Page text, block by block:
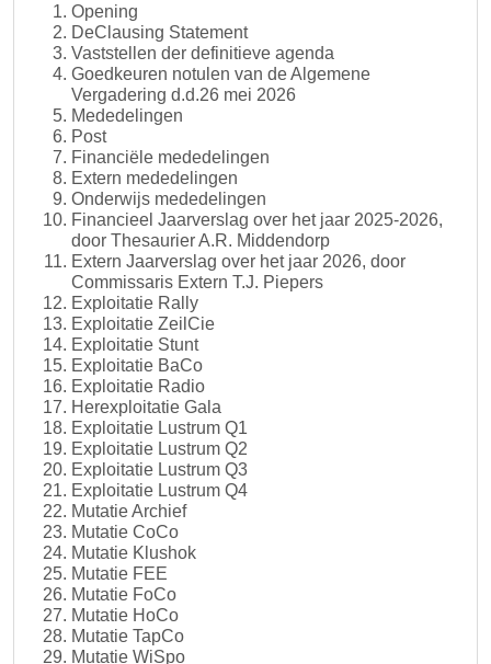
Opening
DeClausing Statement
Vaststellen der definitieve agenda
Goedkeuren notulen van de Algemene
Vergadering d.d.26 mei 2026
Mededelingen
Post
Financiële mededelingen
Extern mededelingen
Onderwijs mededelingen
Financieel Jaarverslag over het jaar 2025-2026,
door Thesaurier A.R. Middendorp
Extern Jaarverslag over het jaar 2026, door
Commissaris Extern T.J. Piepers
Exploitatie Rally
Exploitatie ZeilCie
Exploitatie Stunt
Exploitatie BaCo
Exploitatie Radio
Herexploitatie Gala
Exploitatie Lustrum Q1
Exploitatie Lustrum Q2
Exploitatie Lustrum Q3
Exploitatie Lustrum Q4
Mutatie Archief
Mutatie CoCo
Mutatie Klushok
Mutatie FEE
Mutatie FoCo
Mutatie HoCo
Mutatie TapCo
Mutatie WiSpo